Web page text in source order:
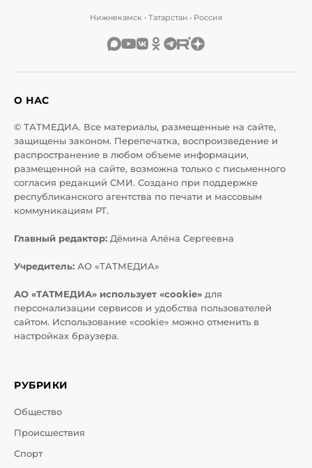
Нижнекамск • Татарстан • Россия
О НАС
© ТАТМЕДИА. Все материалы, размещенные на сайте,
защищены законом. Перепечатка, воспроизведение и
распространение в любом объеме информации,
размещенной на сайте, возможна только с письменного
согласия редакций СМИ. Создано при поддержке
республиканского агентства по печати и массовым
коммуникациям РТ.
Главный редактор: Дёмина Алёна Сергеевна
Учредитель: АО «ТАТМЕДИА»
АО «ТАТМЕДИА» использует «cookie» для
персонализации сервисов и удобства пользователей
сайтом. Использование «cookie» можно отменить в
настройках браузера.
РУБРИКИ
Общество
Происшествия
Спорт